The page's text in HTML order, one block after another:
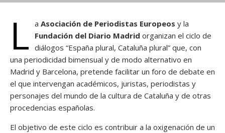
L a Asociación de Periodistas Europeos y la
Fundación del Diario Madrid organizan el ciclo de
diálogos “España plural, Cataluña plural” que, con
una periodicidad bimensual y de modo alternativo en
Madrid y Barcelona, pretende facilitar un foro de debate en
el que intervengan académicos, juristas, periodistas y
personajes del mundo de la cultura de Cataluña y de otras
procedencias españolas.
El objetivo de este ciclo es contribuir a la oxigenación de un